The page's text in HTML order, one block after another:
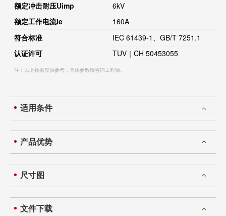
额定冲击耐压Uimp
6kV
额定工作电流Ie
160A
符合标准
IEC 61439-1、GB/T 7251.1
认证许可
TUV｜CH 50453055
注：以上数据仅供参考，具体参数请咨询工程师。
适用条件
产品优势
尺寸图
文件下载